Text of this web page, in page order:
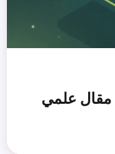
مقال علمي